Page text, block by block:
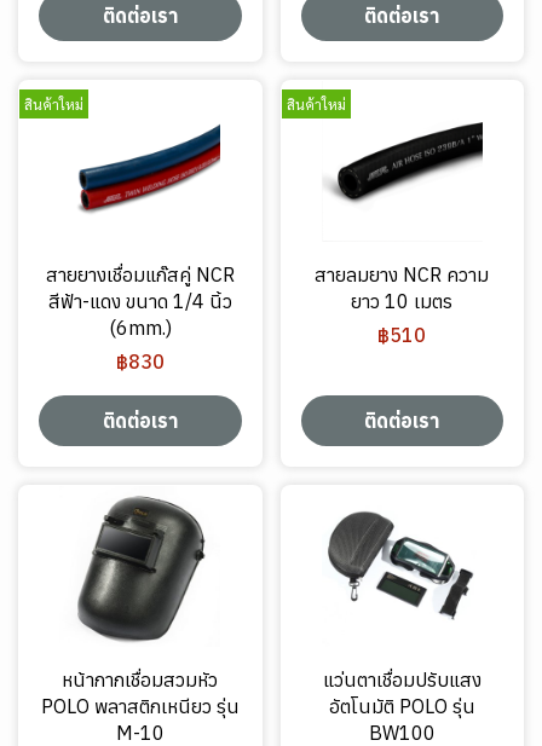
ติดต่อเรา ติดต่อเรา
สินค้าใหม่
สายยางเชื่อมแก๊สคู่ NCR
สีฟ้า-แดง ขนาด 1/4 นิ้ว
(6mm.)
฿830
ติดต่อเรา
สินค้าใหม่
สายลมยาง NCR ความ
ยาว 10 เมตร
฿510
ติดต่อเรา
หน้ากากเชื่อมสวมหัว
POLO พลาสติกเหนียว รุ่น
M-10
แว่นตาเชื่อมปรับแสง
อัตโนมัติ POLO รุ่น
BW100